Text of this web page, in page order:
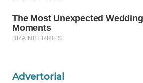
Advertorial
HEALTH